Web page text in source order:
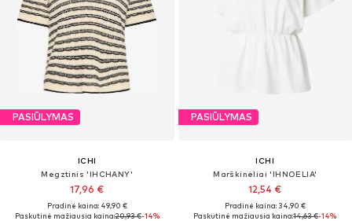
PASIŪLYMAS
ICHI
Megztinis 'IHCHANY'
17,96 €
Pradinė kaina: 49,90 €
Paskutinė mažiausia kaina:20,93 €-14%
PASIŪLYMAS
ICHI
Marškinėliai 'IHNOELIA'
12,54 €
Pradinė kaina: 34,90 €
Paskutinė mažiausia kaina:14,63 €-14%